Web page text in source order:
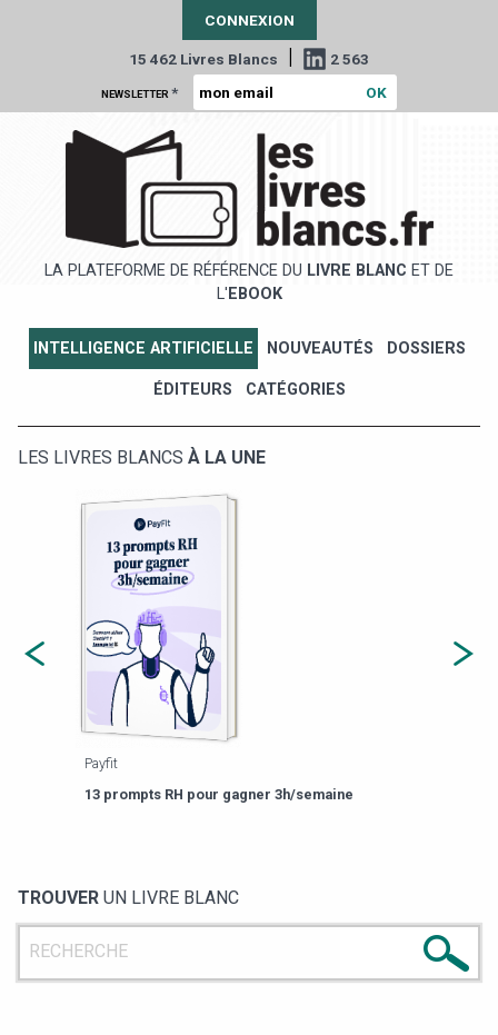
CONNEXION
15 462 Livres Blancs | 2 563
NEWSLETTER *
LA PLATEFORME DE RÉFÉRENCE DU LIVRE BLANC ET DE
L' EBOOK
INTELLIGENCE ARTIFICIELLE NOUVEAUTÉS DOSSIERS
ÉDITEURS CATÉGORIES
LES LIVRES BLANCS À LA UNE
Payfit
13 prompts RH pour gagner 3h/semaine
TROUVER UN LIVRE BLANC